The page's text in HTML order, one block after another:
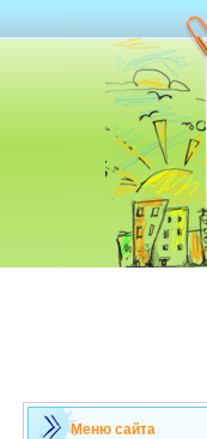
Меню сайта